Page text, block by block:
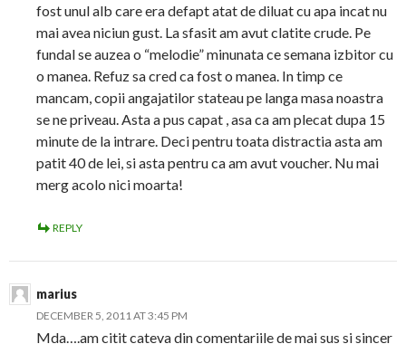
fost unul alb care era defapt atat de diluat cu apa incat nu
mai avea niciun gust. La sfasit am avut clatite crude. Pe
fundal se auzea o “melodie” minunata ce semana izbitor cu
o manea. Refuz sa cred ca fost o manea. In timp ce
mancam, copii angajatilor stateau pe langa masa noastra
se ne priveau. Asta a pus capat , asa ca am plecat dupa 15
minute de la intrare. Deci pentru toata distractia asta am
patit 40 de lei, si asta pentru ca am avut voucher. Nu mai
merg acolo nici moarta!
REPLY
marius
DECEMBER 5, 2011 AT 3:45 PM
Mda….am citit cateva din comentariile de mai sus si sincer